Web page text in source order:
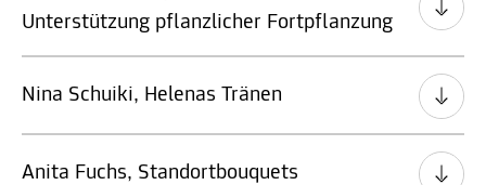
Unterstützung pflanzlicher Fortpflanzung
Nina Schuiki, Helenas Tränen
Anita Fuchs, Standortbouquets